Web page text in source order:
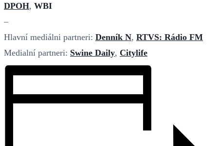
DPOH, WBI
–
Hlavní mediálni partneri: Denník N, RTVS: Rádio FM
Medialní partneri: Swine Daily, Citylife